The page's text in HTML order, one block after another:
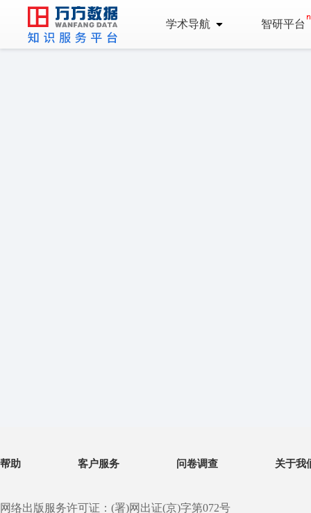
学术导航 智研平台
帮助 客户服务 问卷调查 关于我
网络出版服务许可证：(署)网出证(京)字第072号